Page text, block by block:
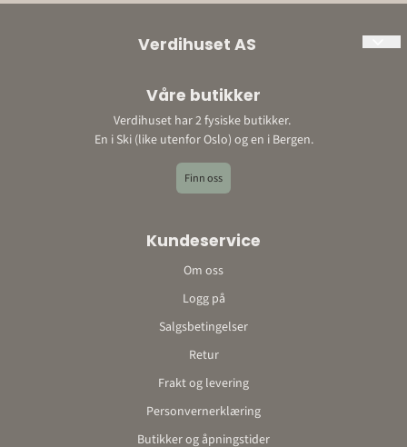
Verdihuset AS
Adresse:
Ski: Bråtenveien 3, 1423 Ski
Bergen: Storetveitvegen 22, 5067 Bergen
E-post: post@verdihuset.no
Kontonummer: 9052 10 96348o
Våre butikker
Verdihuset har 2 fysiske butikker.
En i Ski (like utenfor Oslo) og en i Bergen.
Finn oss
Kundeservice
Om oss
Logg på
Salgsbetingelser
Retur
Frakt og levering
Personvernerklæring
Butikker og åpningstider